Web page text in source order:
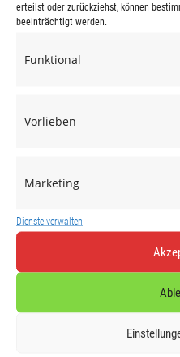
erteilst oder zurückziehst, können
beeinträchtigt werden.
Funktional
Vorlieben
Marketing
Dienste verwalten
Ansprechpartner
Telefonnummern
wiederholte
Sie sind interessiert an
Bitte kontaktieren Sie
vom Callcenter Uta
Callcenter Uta Schnoor